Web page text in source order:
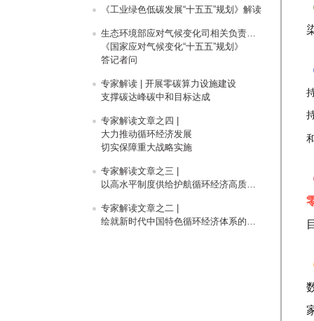
《工业绿色低碳发展“十五五”规划》解读
生态环境部应对气候变化司相关负责人就
《国家应对气候变化“十五五”规划》
答记者问
专家解读 | 开展零碳算力设施建设
支撑碳达峰碳中和目标达成
专家解读文章之四 |
大力推动循环经济发展
切实保障重大战略实施
专家解读文章之三 |
以高水平制度供给护航循环经济高质量发展
专家解读文章之二 |
绘就新时代中国特色循环经济体系的新蓝图